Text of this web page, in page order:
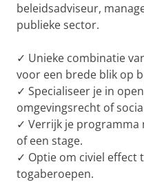
beleidsadviseur,
publieke sector.
✓ Unieke combinatie
voor een brede blik op
✓ Specialiseer je in
omgevingsrecht of
✓ Verrijk je programma
of een stage.
✓ Optie om civiel effect
togaberoepen.